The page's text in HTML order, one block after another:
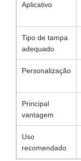
Aplicativo
Tipo de tampa
adequado
Personalização
Principal
vantagem
Uso
recomendado